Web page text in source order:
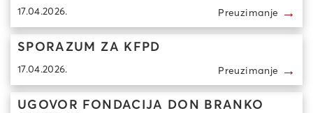
17.04.2026. Preuzimanje →
SPORAZUM ZA KFPD
17.04.2026. Preuzimanje →
UGOVOR FONDACIJA DON BRANKO